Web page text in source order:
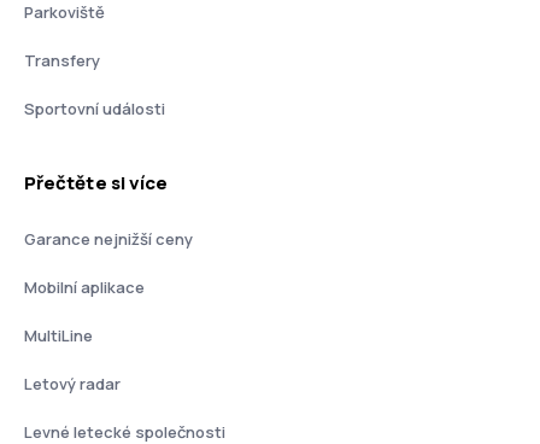
Parkoviště
Transfery
Sportovní události
Přečtěte si více
Garance nejnižší ceny
Mobilní aplikace
MultiLine
Letový radar
Levné letecké společnosti